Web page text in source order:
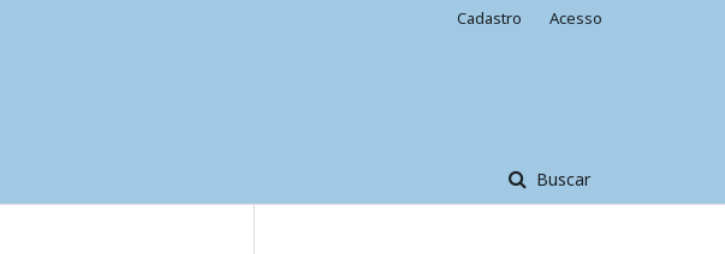
Buscar
Cadastro Acesso